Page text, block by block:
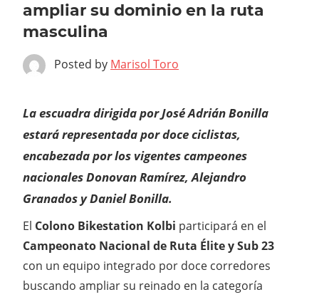
ampliar su dominio en la ruta
masculina
Posted by Marisol Toro
La escuadra dirigida por José Adrián Bonilla
estará representada por doce ciclistas,
encabezada por los vigentes campeones
nacionales Donovan Ramírez, Alejandro
Granados y Daniel Bonilla.
El Colono Bikestation Kolbi participará en el
Campeonato Nacional de Ruta Élite y Sub 23
con un equipo integrado por doce corredores
buscando ampliar su reinado en la categoría